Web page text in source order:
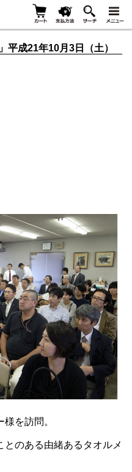
平成21年10月3日（土）
を訪問。
のある由緒あるタオルメ